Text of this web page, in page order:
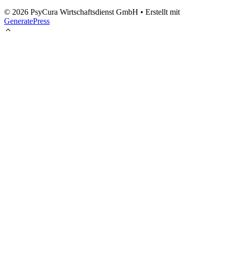
© 2026 PsyCura Wirtschaftsdienst GmbH • Erstellt mit
GeneratePress